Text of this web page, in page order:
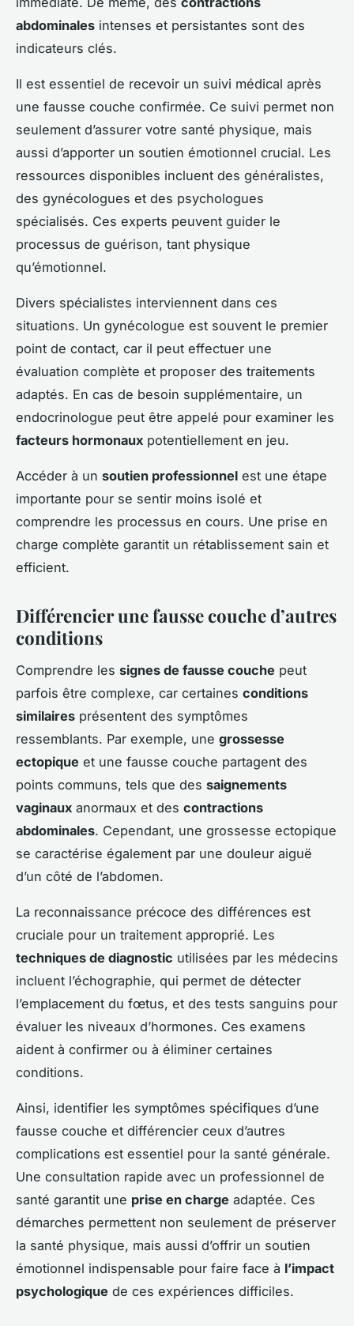
abdominales intenses et persistantes sont des
indicateurs clés.
Il est essentiel de recevoir un suivi médical après
une fausse couche confirmée. Ce suivi permet non
seulement d’assurer votre santé physique, mais
aussi d’apporter un soutien émotionnel crucial. Les
ressources disponibles incluent des généralistes,
des gynécologues et des psychologues
spécialisés. Ces experts peuvent guider le
processus de guérison, tant physique
qu’émotionnel.
Divers spécialistes interviennent dans ces
situations. Un gynécologue est souvent le premier
point de contact, car il peut effectuer une
évaluation complète et proposer des traitements
adaptés. En cas de besoin supplémentaire, un
endocrinologue peut être appelé pour examiner les
facteurs hormonaux potentiellement en jeu.
Accéder à un soutien professionnel est une étape
importante pour se sentir moins isolé et
comprendre les processus en cours. Une prise en
charge complète garantit un rétablissement sain et
efficient.
Différencier une fausse couche d’autres
conditions
Comprendre les signes de fausse couche peut
parfois être complexe, car certaines conditions
similaires présentent des symptômes
ressemblants. Par exemple, une grossesse
ectopique et une fausse couche partagent des
points communs, tels que des saignements
vaginaux anormaux et des contractions
abdominales. Cependant, une grossesse ectopique
se caractérise également par une douleur aiguë
d’un côté de l’abdomen.
La reconnaissance précoce des différences est
cruciale pour un traitement approprié. Les
techniques de diagnostic utilisées par les médecins
incluent l’échographie, qui permet de détecter
l’emplacement du fœtus, et des tests sanguins pour
évaluer les niveaux d’hormones. Ces examens
aident à confirmer ou à éliminer certaines
conditions.
Ainsi, identifier les symptômes spécifiques d’une
fausse couche et différencier ceux d’autres
complications est essentiel pour la santé générale.
Une consultation rapide avec un professionnel de
santé garantit une prise en charge adaptée. Ces
démarches permettent non seulement de préserver
la santé physique, mais aussi d’offrir un soutien
émotionnel indispensable pour faire face à l’impact
psychologique de ces expériences difficiles.